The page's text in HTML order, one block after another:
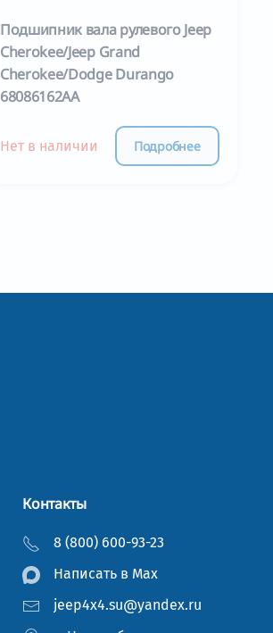
Подшипник вала рулевого Jeep
Cherokee/Jeep Grand
Cherokee/Dodge Durango
68086162AA
Нет в наличии Подробнее
Контакты
8 (800) 600-93-23
Написать в Мах
jeep4x4.su@yandex.ru